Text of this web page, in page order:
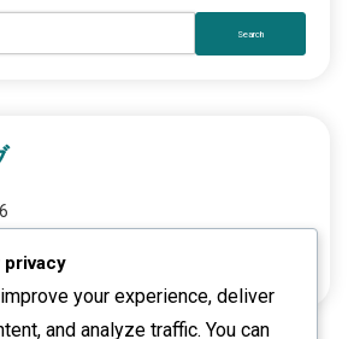
privacy
your experience, deliver
and analyze traffic. You can